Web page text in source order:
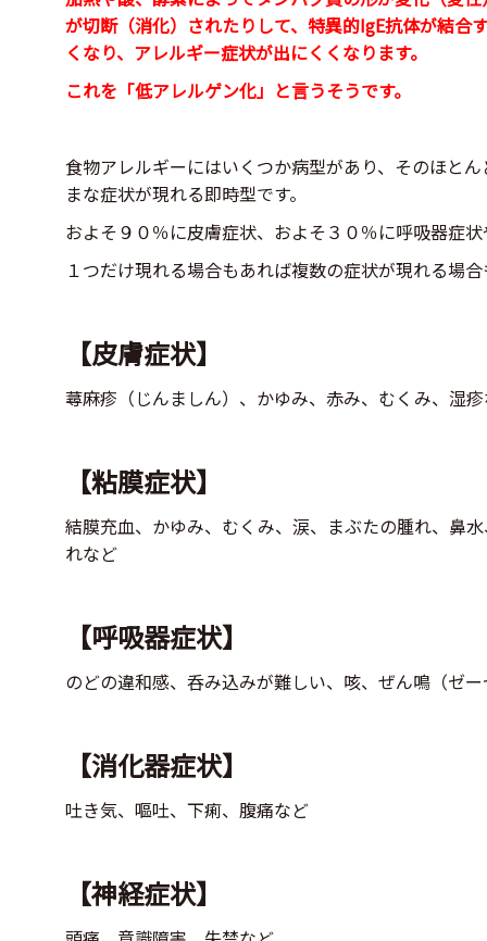
が切断（消化）されたりして、特異的IgE抗体が結合
くなり、アレルギー症状が出にくくなります。
これを「低アレルゲン化」と言うそうです。
食物アレルギーにはいくつか病型があり、そのほと
まな症状が現れる即時型です。
およそ９０％に皮膚症状、およそ３０％に呼吸器症
１つだけ現れる場合もあれば複数の症状が現れる場
【皮膚症状】
蕁麻疹（じんましん）、かゆみ、赤み、むくみ、湿
【粘膜症状】
結膜充血、かゆみ、むくみ、涙、まぶたの腫れ、鼻
れなど
【呼吸器症状】
のどの違和感、呑み込みが難しい、咳、ぜん鳴（ゼ
【消化器症状】
吐き気、嘔吐、下痢、腹痛など
【神経症状】